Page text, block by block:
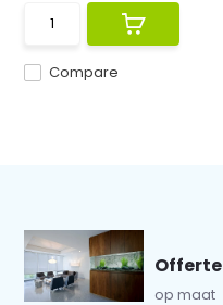
Compare
Offerte
op maat